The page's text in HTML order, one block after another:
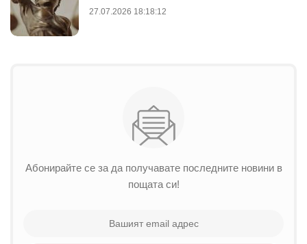
27.07.2026 18:18:12
Абонирайте се за да получавате последните новини в
пощата си!